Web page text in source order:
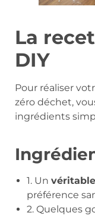
La
DIY
Pour réaliser
zéro déchet,
ingrédients
1. Un
préférence
2. Quelques